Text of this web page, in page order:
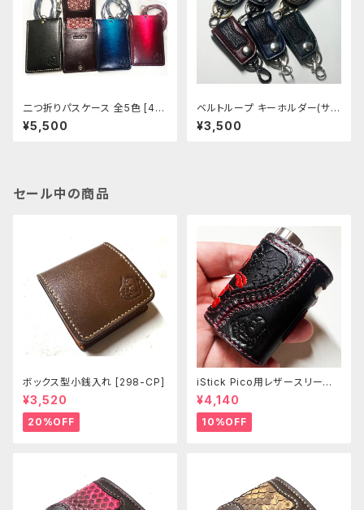
二つ折りパスケース 全5色 [44
3-447]
¥5,500
ベルトループ キーホルダー(サメ
革) 全6色 [437-442]
¥3,500
セール中の商品
ボックス型小銭入れ [298-CP]
¥3,520
20%OFF
iStick Pico用レザースリーブ
[381-pc]
¥4,140
10%OFF